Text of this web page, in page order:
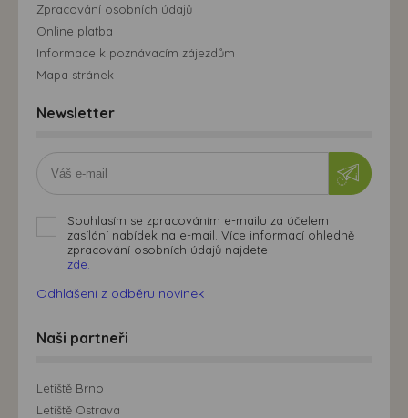
Zpracování osobních údajů
Online platba
Informace k poznávacím zájezdům
Mapa stránek
Newsletter
Souhlasím se zpracováním e-mailu za účelem
zasílání nabídek na e-mail. Více informací ohledně
zpracování osobních údajů najdete
zde.
Odhlášení z odběru novinek
Naši partneři
Letiště Brno
Letiště Ostrava